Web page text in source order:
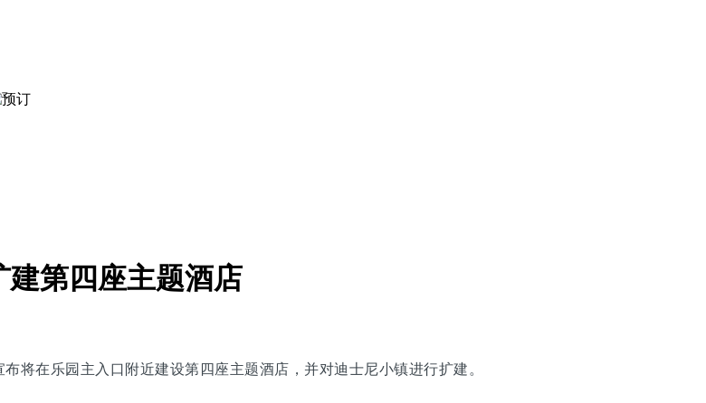
建第四座主题酒店
将在乐园主入口附近建设第四座主题酒店，并对迪士尼小镇进行扩建。